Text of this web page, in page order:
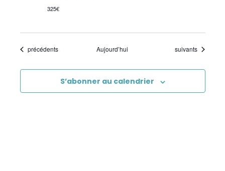
325€
Évènements
précédents Aujourd’hui Évènements
suivants
S’abonner au calendrier